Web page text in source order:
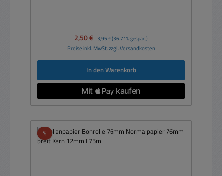
Verkaufspreis:
2,50 € Regulärer Preis:
3,95 € (36.71% gespart)
Preise inkl. MwSt. zzgl. Versandkosten
In den Warenkorb
%Rabatt